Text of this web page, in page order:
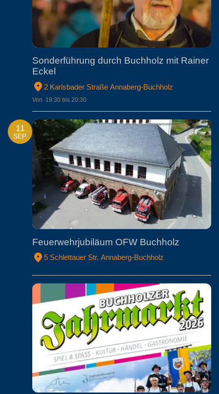
Sonderführung durch Buchholz mit Rainer
Eckel
2 Karlsbader Straße Annaberg-Buchholz
Von  19:30 bis 20:30
11
SEP.
Feuerwehrjubiläum OFW Buchholz
5 Schlettauer Str. Annaberg-Buchholz